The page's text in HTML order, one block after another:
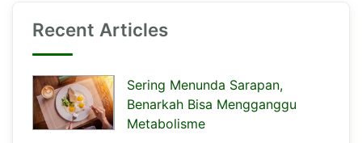
Recent Articles
Sering Menunda Sarapan,
Benarkah Bisa Mengganggu
Metabolisme